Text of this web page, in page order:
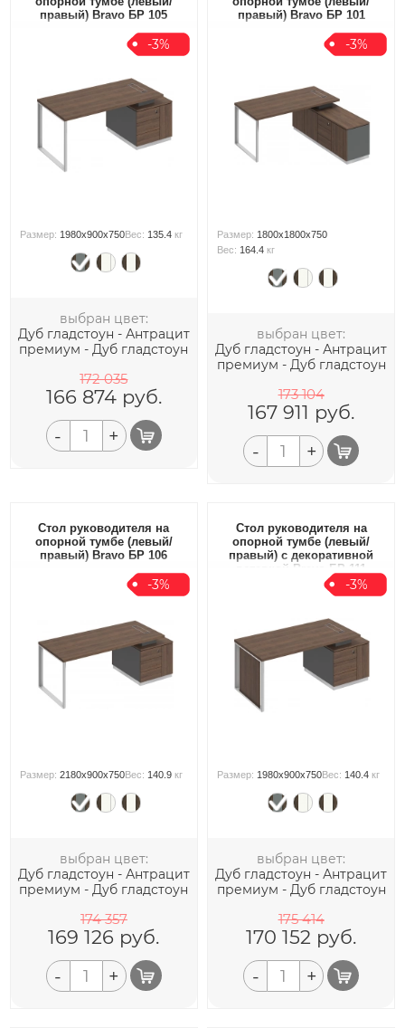
правый) Bravo БР 105
-3%
Размер: 1980x900x750Вес: 135.4 кг
выбран цвет:
Дуб гладстоун - Антрацит
премиум - Дуб гладстоун
172 035
166 874руб.
- +
правый) Bravo БР 101
-3%
Размер: 1800x1800x750
Вес: 164.4 кг
выбран цвет:
Дуб гладстоун - Антрацит
премиум - Дуб гладстоун
173 104
167 911 руб.
- +
Стол руководителя на
опорной тумбе (левый/
правый) Bravo БР 106
-3%
Размер:2180x900x750Вес: 140.9 кг
выбран цвет:
Дуб гладстоун - Антрацит
премиум - Дуб гладстоун
174 357
169 126 руб.
- +
Стол руководителя на
опорной тумбе (левый/
правый) с декоративной
вставкой Bravo БР 111
-3%
Размер: 1980x900x750Вес: 140.4 кг
выбран цвет:
Дуб гладстоун - Антрацит
премиум - Дуб гладстоун
175 414
170 152 руб.
- +